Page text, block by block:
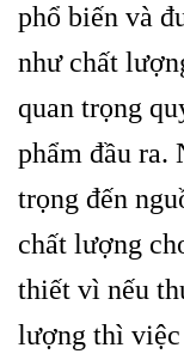
phổ biến và
như chất
quan trọng
phẩm đầu ra.
trọng đến
chất lượng
thiết vì nếu
lượng thì việc